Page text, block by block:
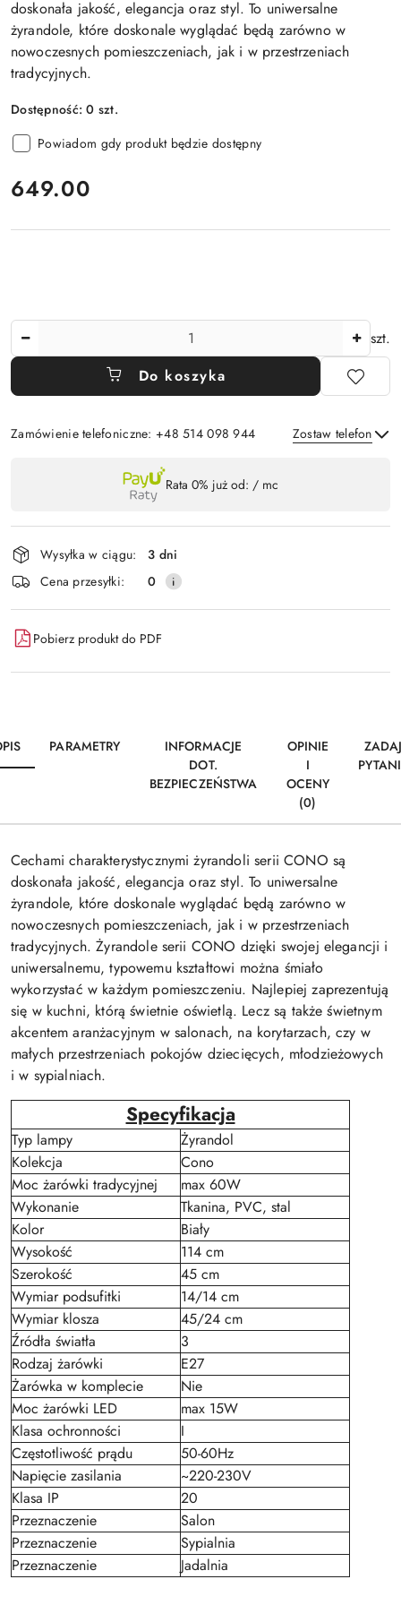
doskonała jakość, elegancja oraz styl. To uniwersalne
żyrandole, które doskonale wyglądać będą zarówno w
nowoczesnych pomieszczeniach, jak i w przestrzeniach
tradycyjnych.
Dostępność:0 szt.
Powiadom gdy produkt będzie dostępny
cena:
649.00
szt.
Do koszyka
Zamówienie telefoniczne: +48 514 098 944 Zostaw telefon
płatność
i
dostawa
Rata 0% już od: / mc
Wysyłka w ciągu:
3 dni
Cena przesyłki:
0
Pobierz produkt do PDF
PARAMETRY
INFORMACJE
DOT.
BEZPIECZEŃSTWA
OPINIE
I
OCENY
(0)
Cechami charakterystycznymi żyrandoli serii CONO są
doskonała jakość, elegancja oraz styl. To uniwersalne
żyrandole, które doskonale wyglądać będą zarówno w
nowoczesnych pomieszczeniach, jak i w przestrzeniach
tradycyjnych. Żyrandole serii CONO dzięki swojej elegancji i
uniwersalnemu, typowemu kształtowi można śmiało
wykorzystać w każdym pomieszczeniu. Najlepiej zaprezentują
się w kuchni, którą świetnie oświetlą. Lecz są także świetnym
akcentem aranżacyjnym w salonach, na korytarzach, czy w
małych przestrzeniach pokojów dziecięcych, młodzieżowych
i w sypialniach.
Specyfikacja
Typ lampy
Żyrandol
Kolekcja
Cono
Moc żarówki tradycyjnej max 60W
Wykonanie
Tkanina, PVC, stal
Kolor
Biały
Wysokość
114 cm
Szerokość
45 cm
Wymiar podsufitki
14/14 cm
Wymiar klosza
45/24 cm
Źródła światła
3
Rodzaj żarówki
E27
Żarówka w komplecie
Nie
Moc żarówki LED
max 15W
Klasa ochronności
I
Częstotliwość prądu
50-60Hz
Napięcie zasilania
~220-230V
Klasa IP
20
Przeznaczenie
Salon
Przeznaczenie
Sypialnia
Przeznaczenie
Jadalnia